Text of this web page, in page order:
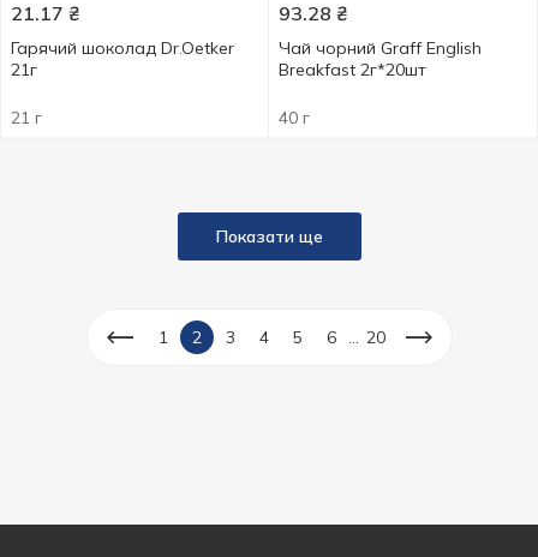
21.17 ₴
Гарячий шоколад Dr.Oetker
21г
21 г
93.28 ₴
Чай чорний Graff English
Breakfast 2г*20шт
40 г
Показати ще
1 2 3 4 5 6 20